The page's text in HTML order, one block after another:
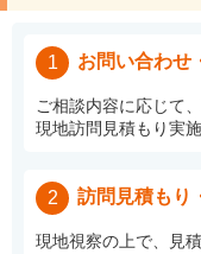
1 お問い合わせ
ご相談内容に応じて
現地訪問見積もり実施
2 訪問見積もり
現地視察の上で、見